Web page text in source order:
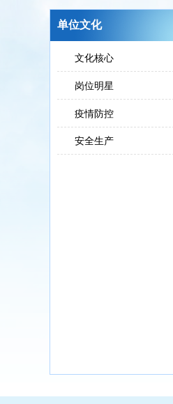
单位文化
文化核心
岗位明星
疫情防控
安全生产